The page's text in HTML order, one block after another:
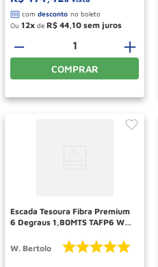
Ou 12 de R$ 44 10
＋
－
COMPRAR
Escada Tesoura Fibra Premium
6 Degraus 1,80MTS TAFP6 W
W. Bertolo